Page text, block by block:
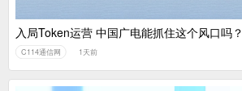
入局Token运营 中国广电能抓住这个风口吗？
C114通信网 1天前